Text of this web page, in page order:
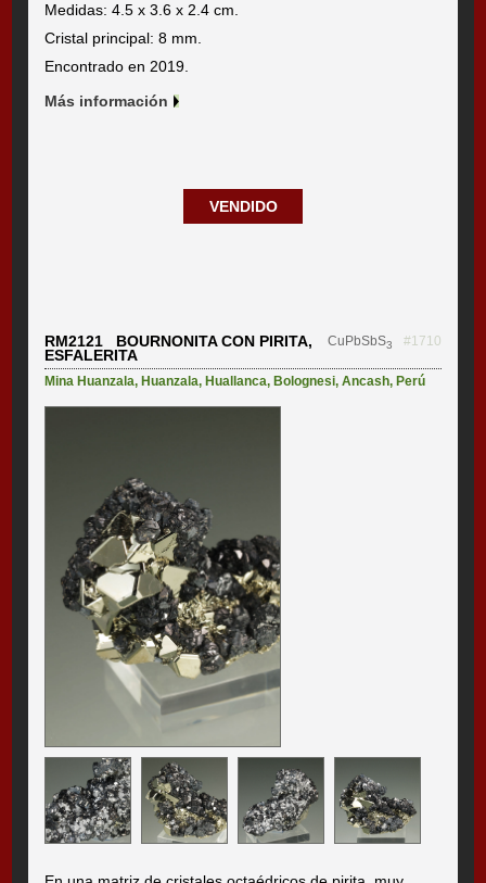
Medidas: 4.5 x 3.6 x 2.4 cm.
Cristal principal: 8 mm.
Encontrado en 2019.
Más información
VENDIDO
RM2121 BOURNONITA CON PIRITA,
ESFALERITA
CuPbSbS3 #1710
Mina Huanzala, Huanzala, Huallanca, Bolognesi,Ancash, Perú